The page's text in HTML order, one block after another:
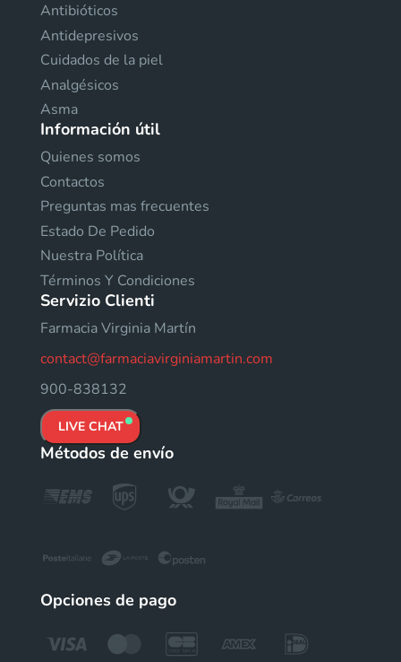
Antibióticos
Antidepresivos
Cuidados de la piel
Analgésicos
Asma
Información útil
Quienes somos
Contactos
Preguntas mas frecuentes
Estado De Pedido
Nuestra Política
Términos Y Condiciones
Servizio Clienti
Farmacia Virginia Martín
contact@farmaciavirginiamartin.com
900-838132
LIVE CHAT
Métodos de envío
Opciones de pago